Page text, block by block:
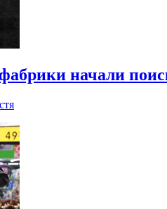
начали